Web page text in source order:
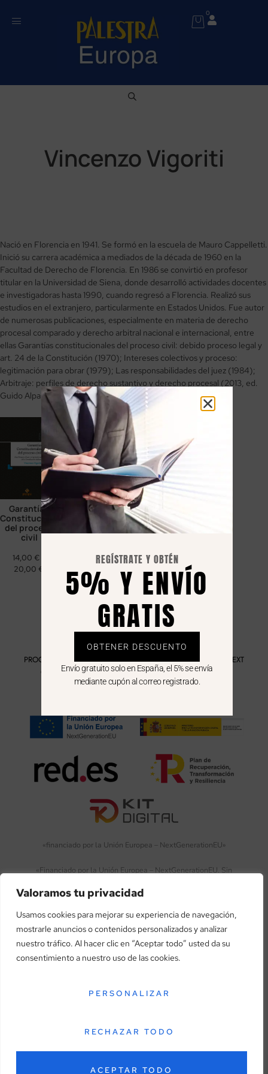
Valoramos tu privacidad
Usamos cookies para mejorar su experiencia de navegación,
mostrarle anuncios o contenidos personalizados y analizar
nuestro tráfico. Al hacer clic en “Aceptar todo” usted da su
consentimiento a nuestro uso de las cookies.
PERSONALIZAR
RECHAZAR TODO
ACEPTAR TODO
0
Vincenzo Vigoriti
Nació en Florencia en 1941. Se formó en la escuela de Mauro Cappelletti.
Inició su carrera académica a mediados de la década de 1960 en la
Facultad de Derecho de Florencia. En 1986 se convirtió en profesor
titular en la Universidad de Siena, donde desarrolló actividades docentes
e investigadoras hasta 1990, cuando regresó a Florencia. Realizó sus
estudios en el extranjero, particularmente en Estados Unidos. Fue autor
de numerosas publicaciones, especialmente en materia de derecho
procesal comparado y derecho arbitral nacional e internacional, entre
ellas Garantías constitucionales del proceso civil: debido proceso legal y
art. 24 de la Constitución (1970); Intereses colectivos y proceso:
legitimación para obrar (1979); Las responsabilidades del juez (1984);
Arbitraje: perfiles de derecho sustantivo y derecho procesal (2013, ed.
Guido Alpa).
Garantías
Constitucionales
del proceso
civil
14,00 €
20,00 €
PROGRAMA KIT DIGITAL FINANCIADO POR LOS FONDOS NEXT
GENERATION DEL MECANISMO DE RECUPERACIÓN Y
RESILIENCIA
«financiado por la Unión Europea – NextGenerationEU»
«Financiado por la Unión Europea – NextGenerationEU. Sin
únicamente los del autor o autores y no reflejan necesariamente
los de la Unión Europea o la Comisión Europea. Ni la Unión
Europea ni la Comisión Europea pueden ser consideradas
responsables de las mismas»
REGÍSTRATE Y OBTÉN
5% Y ENVÍO
GRATIS
OBTENER DESCUENTO
Envío gratuito solo en España, el 5% se envía
mediante cupón al correo registrado.